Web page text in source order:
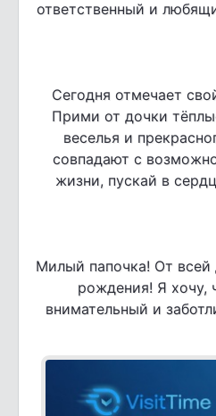
ответственный и
Сегодня отмечает
Прими от дочки
веселья и
совпадают с
жизни, пускай в
Милый папочка! От
рождения! Я хочу,
внимательный и